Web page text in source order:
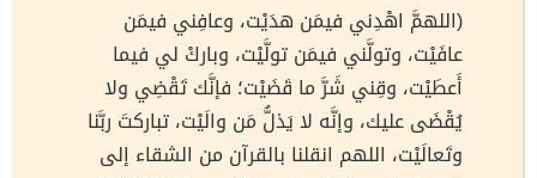
(اللهمَّ اهْدِني فيمَن هدَيْت، وعافِني فيمَن
عافَيْت، وتولَّني فيمَن تولَّيْت، وباركْ لي فيما
أَعطَيْت، وقِني شَرَّ ما قَضَيْت؛ فإنَّك تَقْضِي ولا
يُقْضَى عليك، وإنَّه لا يَذلُّ مَن والَيْت، تباركتَ ربَّنا
وتَعالَيْت، اللهم انقلنا بالقرآن من الشقاء إلى